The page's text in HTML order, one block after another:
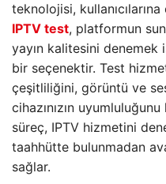
teknolojisi,
IPTV test, platformun
yayın kalitesini denemek
bir seçenektir. Test
çeşitliliğini, görüntü ve
cihazınızın
süreç, IPTV hizmetini
taahhütte bulunmadan
sağlar.